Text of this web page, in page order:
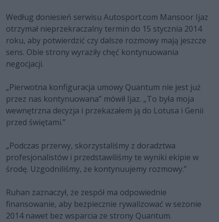
Według doniesień serwisu Autosport.com Mansoor Ijaz
otrzymał nieprzekraczalny termin do 15 stycznia 2014
roku, aby potwierdzić czy dalsze rozmowy mają jeszcze
sens. Obie strony wyraziły chęć kontynuowania
negocjacji.
„Pierwotna konfiguracja umowy Quantum nie jest już
przez nas kontynuowana” mówił Ijaz. „To była moja
wewnętrzna decyzja i przekazałem ją do Lotusa i Genii
przed świętami.”
„Podczas przerwy, skorzystaliśmy z doradztwa
profesjonalistów i przedstawiliśmy te wyniki ekipie w
środę. Uzgodniliśmy, że kontynuujemy rozmowy.”
Ruhan zaznaczył, że zespół ma odpowiednie
finansowanie, aby bezpiecznie rywalizować w sezonie
2014 nawet bez wsparcia ze strony Quantum.